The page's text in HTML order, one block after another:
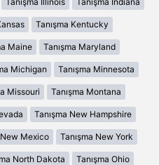
Tanışma Kentucky
Maine Tanışma Maryland
Michigan Tanışma Minnesota
Missouri Tanışma Montana
Tanışma New Hampshire
New Mexico Tanışma New York
North Dakota Tanışma Ohio